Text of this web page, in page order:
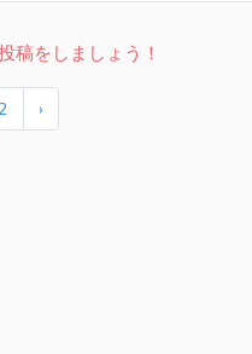
稿をしましょう！
›